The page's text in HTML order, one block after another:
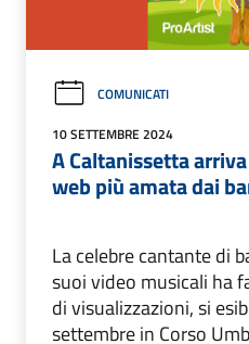
COMUNICATI
10 SETTEMBRE 2024
A Caltanissetta
web più amata dai
La celebre cantante di
suoi video musicali ha
di visualizzazioni, si
settembre in Corso